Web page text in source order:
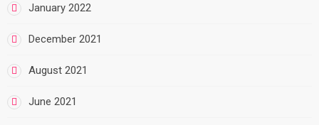
January 2022
December 2021
August 2021
June 2021